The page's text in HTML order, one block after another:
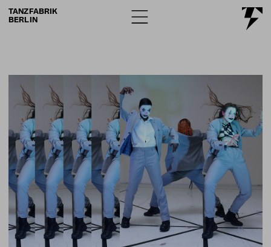
TANZFABRIK
BERLIN